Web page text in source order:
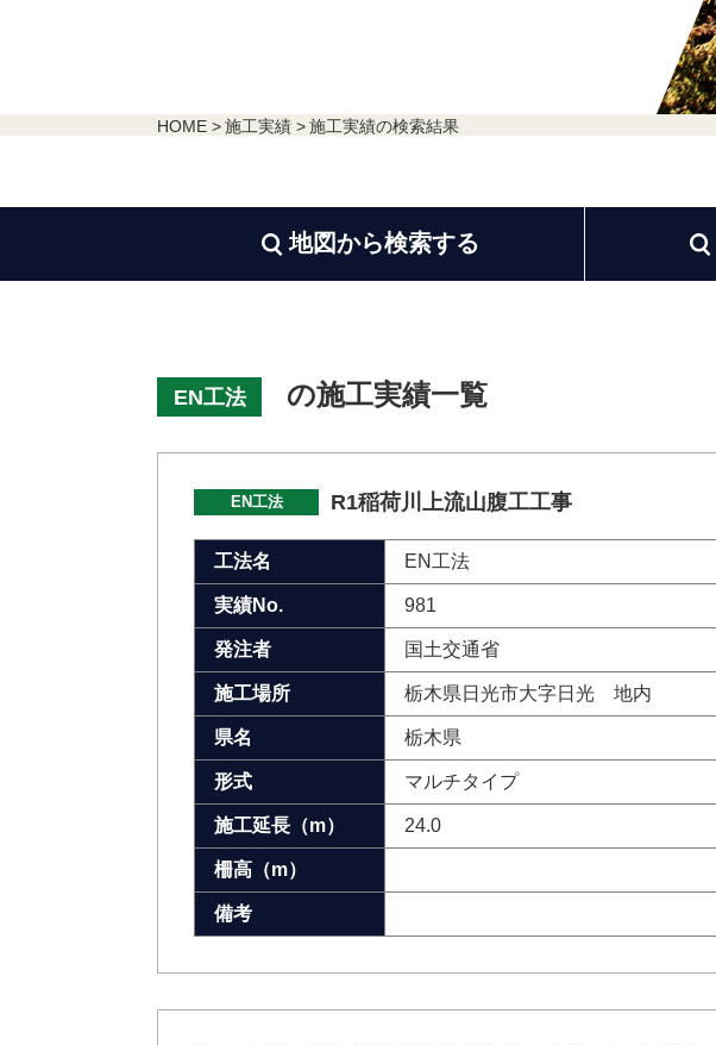
HOME 施工実績 施工実績の検索結果
 地図から検索する 
EN工法 の施工実績一覧
EN工法 R1稲荷川上流山腹工工事
工法名 EN工法
実績No. 981
発注者 国土交通省
施工場所 栃木県日光市大字日光 地内
県名 栃木県
形式 マルチタイプ
施工延長（m） 24.0
柵高（m）
備考